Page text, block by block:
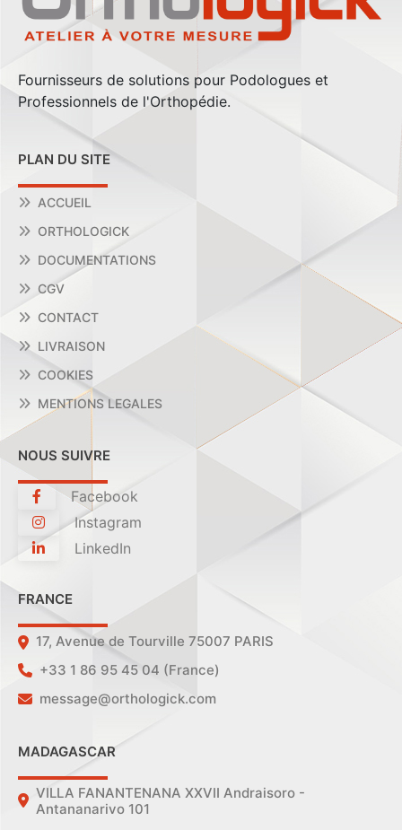
Fournisseurs de solutions pour Podologues et
Professionnels de l'Orthopédie.
PLAN DU SITE
ACCUEIL
ORTHOLOGICK
DOCUMENTATIONS
CGV
CONTACT
LIVRAISON
COOKIES
MENTIONS LEGALES
NOUS SUIVRE
Facebook
Instagram
LinkedIn
FRANCE
17, Avenue de Tourville 75007 PARIS
+33 1 86 95 45 04 (France)
message@orthologick.com
MADAGASCAR
VILLA FANANTENANA XXVII Andraisoro -
Antananarivo 101